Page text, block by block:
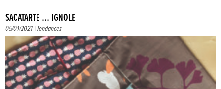
SACATARTE … IGNOLE
05/01/2021 |Tendances